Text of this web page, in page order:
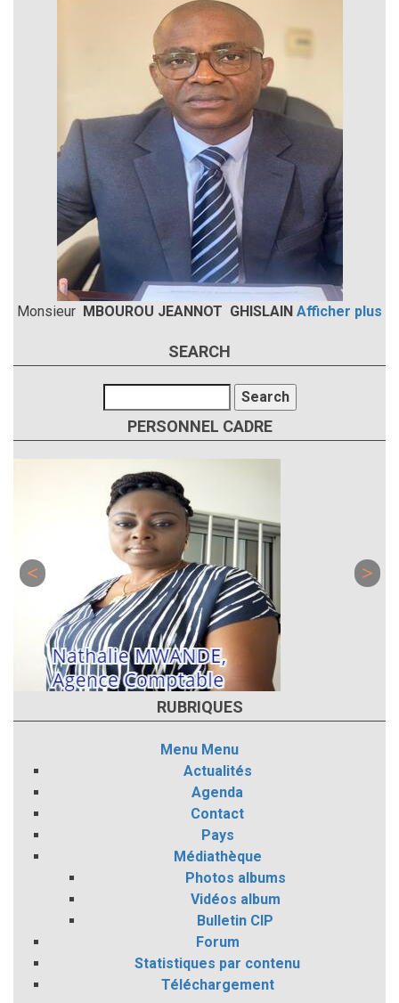
Monsieur MBOUROU JEANNOT GHISLAIN Afficher plus
SEARCH
PERSONNEL CADRE
RUBRIQUES
Menu Menu
Actualités
Agenda
Contact
Pays
Médiathèque
Photos albums
Vidéos album
Bulletin CIP
Forum
Statistiques par contenu
Téléchargement